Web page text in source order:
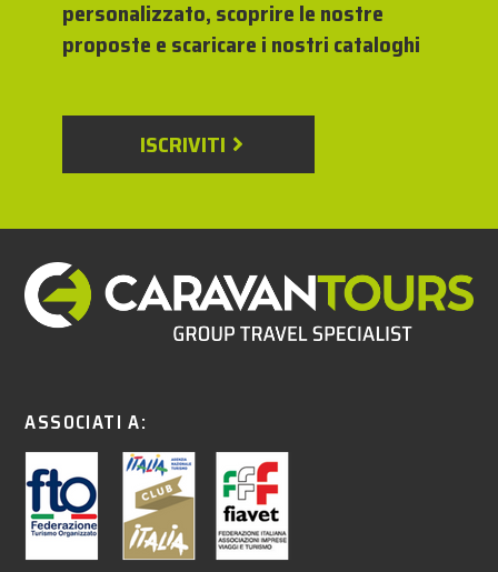
personalizzato, scoprire le nostre
proposte e scaricare i nostri cataloghi
ISCRIVITI
ASSOCIATI A: